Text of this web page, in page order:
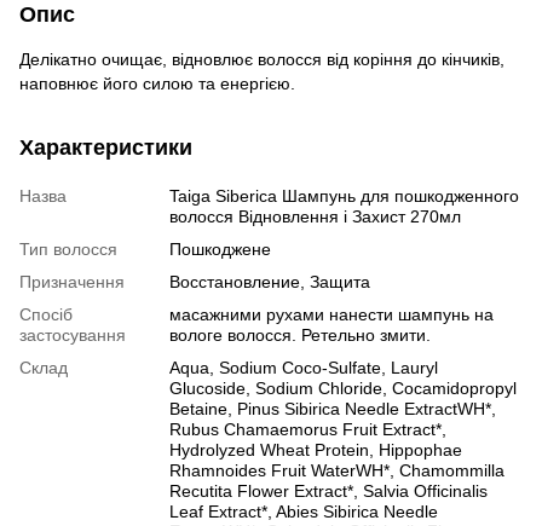
Опис
Делікатно очищає, відновлює волосся від коріння до кінчиків,
наповнює його силою та енергією.
Характеристики
Назва
Taiga Siberica Шампунь для пошкодженного
волосся Відновлення і Захист 270мл
Тип волосся
Пошкоджене
Призначення
Восстановление, Защита
Спосіб
застосування
масажними рухами нанести шампунь на
вологе волосся. Ретельно змити.
Склад
Aqua, Sodium Coco-Sulfate, Lauryl
Glucoside, Sodium Chloride, Cocamidopropyl
Betaine, Pinus Sibirica Needle ExtractWH*,
Rubus Chamaemorus Fruit Extract*,
Hydrolyzed Wheat Protein, Hippophae
Rhamnoides Fruit WaterWH*, Chamommilla
Recutita Flower Extract*, Salvia Officinalis
Leaf Extract*, Abies Sibirica Needle